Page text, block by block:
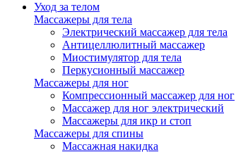
Уход за телом
Массажеры для тела
Электрический массажер для тела
Антицеллюлитный массажер
Миостимулятор для тела
Перкусионный массажер
Массажеры для ног
Компрессионный массажер для ног
Массажер для ног электрический
Массажеры для икр и стоп
Массажеры для спины
Массажная накидка